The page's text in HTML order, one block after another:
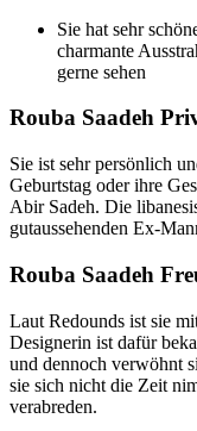
Sie hat sehr
charmante
gerne sehen
Rouba Saadeh
Sie ist sehr persönlich
Geburtstag oder ihre
Abir Sadeh. Die
gutaussehenden Ex-
Rouba Saadeh
Laut Redounds ist sie
Designerin ist dafür
und dennoch verwöhnt
sie sich nicht die Zeit
verabreden.